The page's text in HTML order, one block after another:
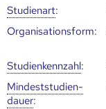
Studienart:
Organisationsform:
Studien­kenn­zahl:
Mindest­studien­
dauer: